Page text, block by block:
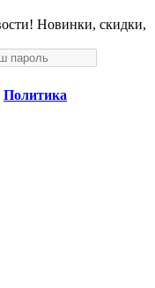
Новинки, скидки,
Политика